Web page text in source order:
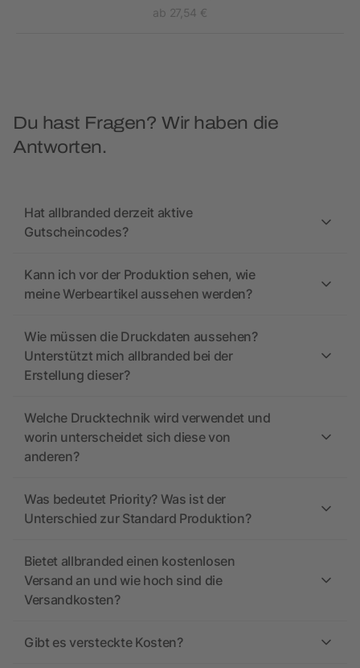
ab 27,54 €
Du hast Fragen? Wir haben die
Antworten.
Hat allbranded derzeit aktive
Gutscheincodes?
Kann ich vor der Produktion sehen, wie
meine Werbeartikel aussehen werden?
Wie müssen die Druckdaten aussehen?
Unterstützt mich allbranded bei der
Erstellung dieser?
Welche Drucktechnik wird verwendet und
worin unterscheidet sich diese von
anderen?
Was bedeutet Priority? Was ist der
Unterschied zur Standard Produktion?
Bietet allbranded einen kostenlosen
Versand an und wie hoch sind die
Versandkosten?
Gibt es versteckte Kosten?